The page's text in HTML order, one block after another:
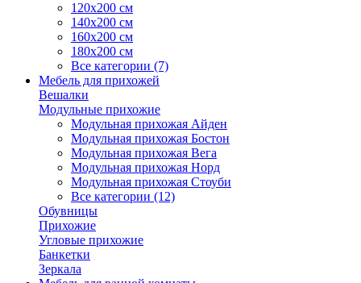
120х200 см
140х200 см
160х200 см
180х200 см
Все категории (7)
Мебель для прихожей
Вешалки
Модульные прихожие
Модульная прихожая Айден
Модульная прихожая Бостон
Модульная прихожая Вега
Модульная прихожая Норд
Модульная прихожая Стоуби
Все категории (12)
Обувницы
Прихожие
Угловые прихожие
Банкетки
Зеркала